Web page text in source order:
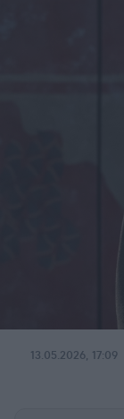
13.05.2026, 17:09